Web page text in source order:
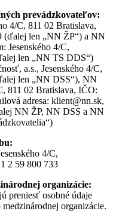
prevádzkovateľov:
4/C, 811 02 Bratislava,
(ďalej len „NN ŽP“) a NN
Jesenského 4/C,
len „NN TS DDS“)
a.s., Jesenského 4/C,
len „NN DSS“), NN
811 02 Bratislava, IČO:
adresa: klient@nn.sk,
NN ŽP, NN DSS a NN
4/C,
2 59 800 733
organizácie:
preniesť osobné údaje
organizácie.